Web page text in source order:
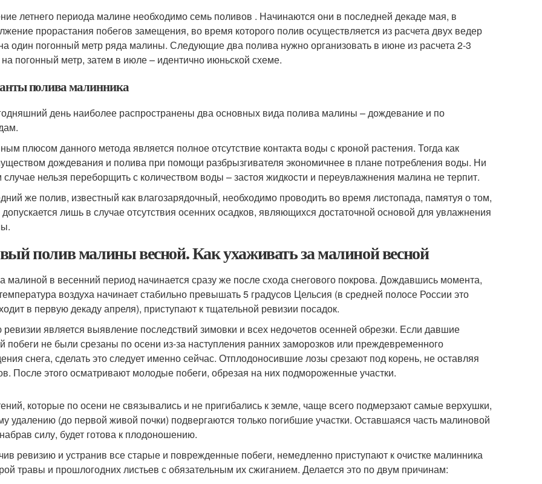
летнего периода малине необходимо семь поливов . Начинаются они в последней декаде мая, в
прорастания побегов замещения, во время которого полив осуществляется из расчета двух ведер
один погонный метр ряда малины. Следующие два полива нужно организовать в июне из расчета 2-3
погонный метр, затем в июле – идентично июньской схеме.
полива малинника
день наиболее распространены два основных вида полива малины – дождевание и по
плюсом данного метода является полное отсутствие контакта воды с кроной растения. Тогда как
дождевания и полива при помощи разбрызгивателя экономичнее в плане потребления воды. Ни
случае нельзя переборщить с количеством воды – застоя жидкости и переувлажнения малина не терпит.
же полив, известный как влагозарядочный, необходимо проводить во время листопада, памятуя о том,
допускается лишь в случае отсутствия осенних осадков, являющихся достаточной основой для увлажнения
полив малины весной. Как ухаживать за малиной весной
малиной в весенний период начинается сразу же после схода снегового покрова. Дождавшись момента,
воздуха начинает стабильно превышать 5 градусов Цельсия (в средней полосе России это
в первую декаду апреля), приступают к тщательной ревизии посадок.
является выявление последствий зимовки и всех недочетов осенней обрезки. Если давшие
побеги не были срезаны по осени из-за наступления ранних заморозков или преждевременного
снега, сделать это следует именно сейчас. Отплодоносившие лозы срезают под корень, не оставляя
После этого осматривают молодые побеги, обрезая на них подмороженные участки.
которые по осени не связывались и не пригибались к земле, чаще всего подмерзают самые верхушки,
удалению (до первой живой почки) подвергаются только погибшие участки. Оставшаяся часть малиновой
силу, будет готова к плодоношению.
ревизию и устранив все старые и поврежденные побеги, немедленно приступают к очистке малинника
травы и прошлогодних листьев с обязательным их сжиганием. Делается это по двум причинам: